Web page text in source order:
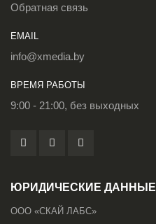
Обратная связь
EMAIL
info@xmedia.by
ВРЕМЯ РАБОТЫ
9:00 - 21:00, без выходных
ЮРИДИЧЕСКИЕ ДАННЫЕ
ООО «СКАЙ ЛАБС»